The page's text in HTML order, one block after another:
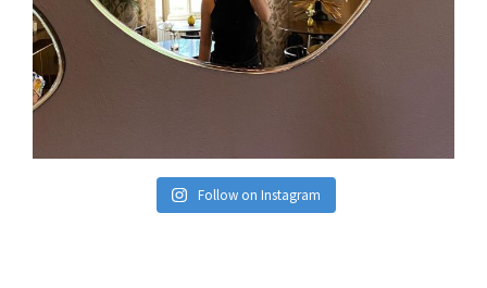
Follow on Instagram